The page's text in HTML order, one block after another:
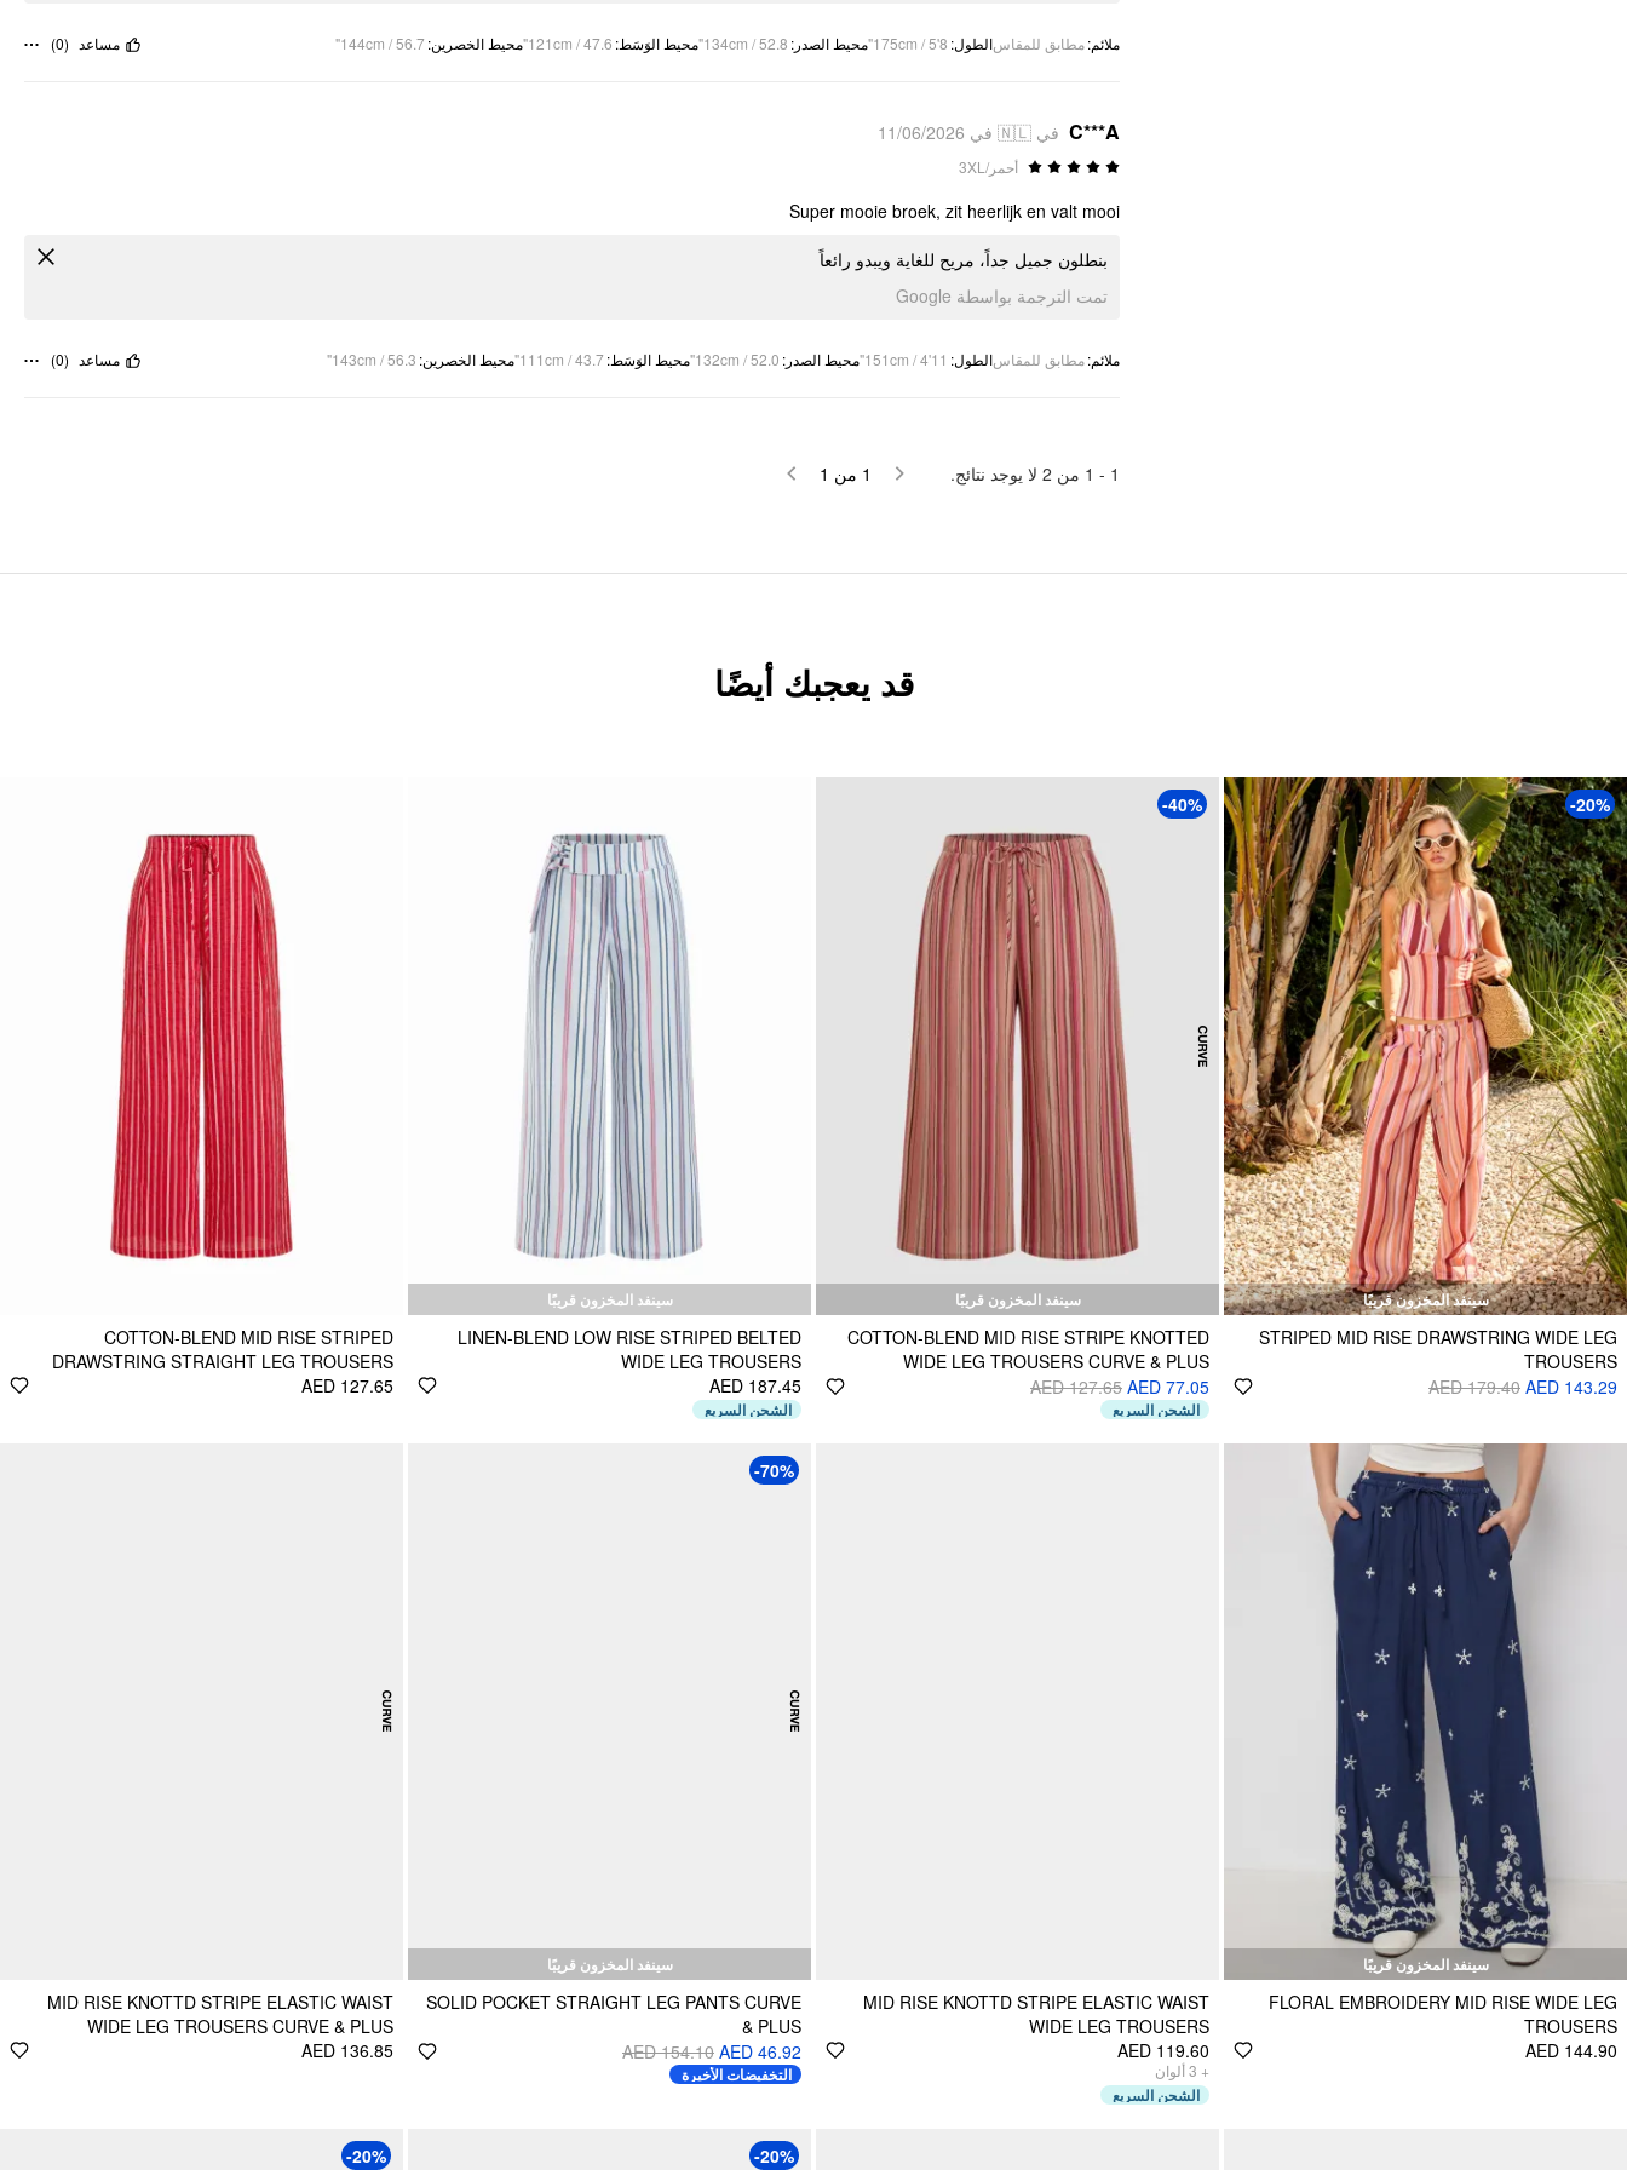
ملائم:مطابق للمقاسالطول:
175cm / 5'8" محيط الصدر:
134cm / 52.8" محيط الوَسَط:
121cm / 47.6" محيط الخصرين:
144cm / 56.7" مساعد (
0
)
C***A في 🇳🇱 في 11/06/2026
أحمر/3XL
Super mooie broek, zit heerlijk en valt mooi
بنطلون جميل جداً، مريح للغاية ويبدو رائعاً
تمت الترجمة بواسطة Google
ملائم:مطابق للمقاسالطول:
151cm / 4'11" محيط الصدر:
132cm / 52.0" محيط الوَسَط:
111cm / 43.7" محيط الخصرين:
143cm / 56.3" مساعد (
0
)
1 -
1 من 2 لا يوجد نتائج. 1 من 1
قد يعجبك أيضًا
-20%
سينفد المخزون قريبًا
STRIPED MID RISE DRAWSTRING WIDE LEG
TROUSERS
AED 143.29
AED 179.40
-40%
سينفد المخزون قريبًا
COTTON-BLEND MID RISE STRIPE KNOTTED
WIDE LEG TROUSERS CURVE & PLUS
AED 77.05
AED 127.65
الشحن السريع
سينفد المخزون قريبًا
LINEN-BLEND LOW RISE STRIPED BELTED
WIDE LEG TROUSERS
AED 187.45
الشحن السريع
COTTON-BLEND MID RISE STRIPED
DRAWSTRING STRAIGHT LEG TROUSERS
AED 127.65
سينفد المخزون قريبًا
FLORAL EMBROIDERY MID RISE WIDE LEG
TROUSERS
AED 144.90
MID RISE KNOTTD STRIPE ELASTIC WAIST
WIDE LEG TROUSERS
AED 119.60
+
3ألوان
الشحن السريع
-70%
سينفد المخزون قريبًا
SOLID POCKET STRAIGHT LEG PANTS CURVE
& PLUS
AED 46.92
AED 154.10
التخفيضات الأخيرة
MID RISE KNOTTD STRIPE ELASTIC WAIST
WIDE LEG TROUSERS CURVE & PLUS
AED 136.85
-20%
-20%